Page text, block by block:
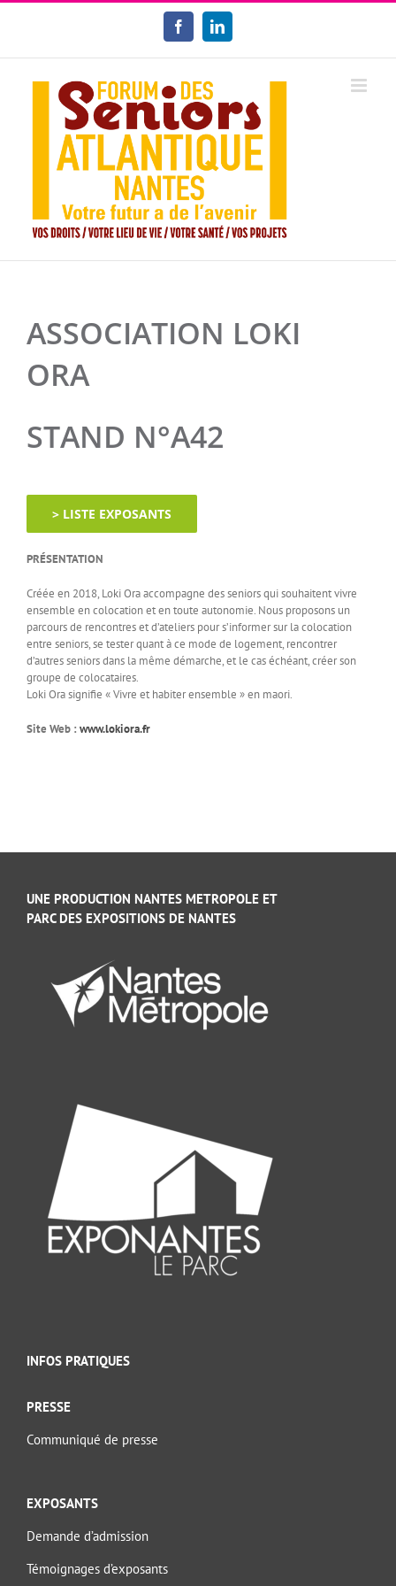
Passer
FacebookLinkedIn
ASSOCIATION LOKI
ORA
STAND N°A42
> LISTE EXPOSANTS
PRÉSENTATION
Créée en 2018, Loki Ora accompagne des seniors qui souhaitent vivre
ensemble en colocation et en toute autonomie. Nous proposons un
parcours de rencontres et d’ateliers pour s’informer sur la colocation
entre seniors, se tester quant à ce mode de logement, rencontrer
d’autres seniors dans la même démarche, et le cas échéant, créer son
groupe de colocataires.
Loki Ora signifie « Vivre et habiter ensemble » en maori.
Site Web : www.lokiora.fr
UNE PRODUCTION NANTES METROPOLE ET
PARC DES EXPOSITIONS DE NANTES
INFOS PRATIQUES
PRESSE
Communiqué de presse
EXPOSANTS
Demande d’admission
Témoignages d’exposants